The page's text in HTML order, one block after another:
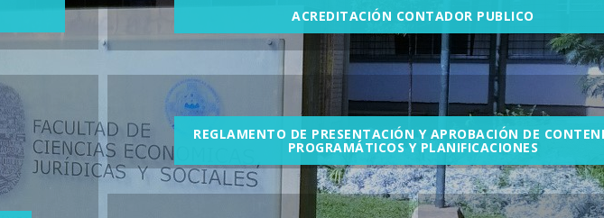
ACREDITACIÓN CONTADOR PUBLICO
REGLAMENTO DE PRESENTACIÓN Y APROBACIÓN DE
PROGRAMÁTICOS Y PLANIFICACIONES